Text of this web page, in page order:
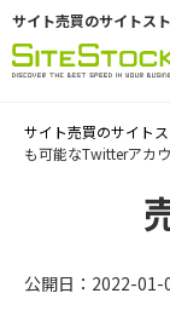
サイト売買のサイトス
サイト売買のサイト
も可能なTwitterアカ
公開日：2022-01-